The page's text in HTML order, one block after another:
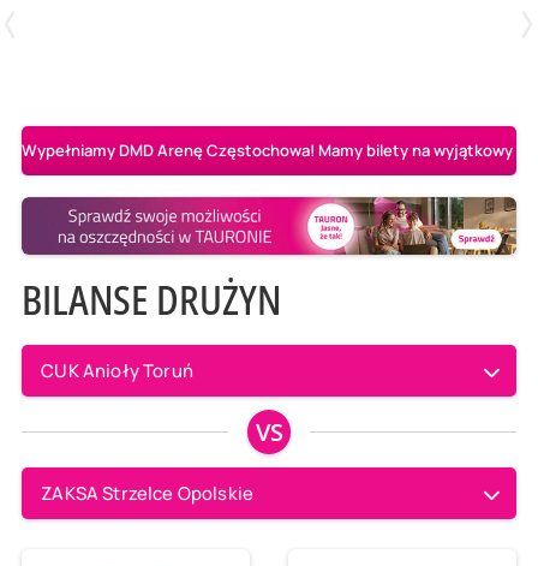
Wypełniamy DMD Arenę Częstochowa! Mamy bilety na wyjątkowy
BILANSE DRUŻYN
CUK Anioły Toruń
VS
ZAKSA Strzelce Opolskie